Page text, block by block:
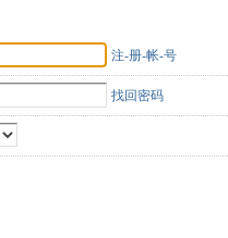
注-册-帐-号
找回密码